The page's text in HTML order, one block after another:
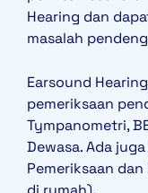
Hearing dan
masalah
Earsound
pemeriksaan
Tympanometri,
Dewasa. Ada
Pemeriksaan